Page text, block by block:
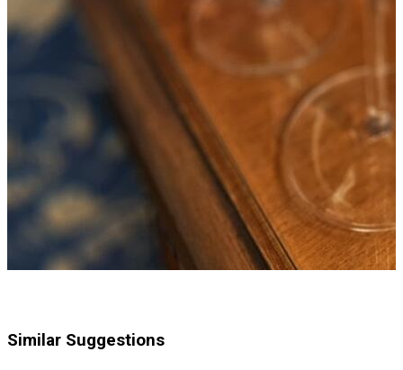
Similar Suggestions